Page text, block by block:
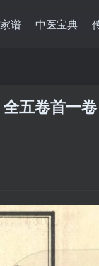
谱 中医宝典
五卷首一